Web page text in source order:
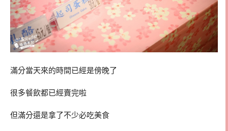
滿分當天來的時間已經是傍晚了
很多餐飲都已經賣完啦
但滿分還是拿了不少必吃美食